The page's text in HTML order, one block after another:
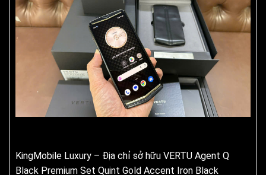
KingMobile Luxury – Địa chỉ sở hữu VERTU Agent Q
Black Premium Set Quint Gold Accent Iron Black